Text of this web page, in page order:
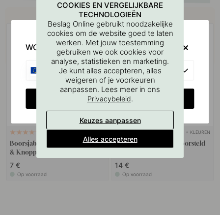
Koop samen met
127
Boorsjabloon voor handgrepen
& Knoppen
7 €
Op voorraad
+ KLEUREN
Knop T Brooklyn - Geborsteld
14 €
Op voorraad
COOKIES EN VERGELIJKBARE
TECHNOLOGIEËN
Beslag Online gebruikt noodzakelijke
cookies om de website goed te laten
werken. Met jouw toestemming
gebruiken we ook cookies voor
analyse, statistieken en marketing.
Je kunt alles accepteren, alles
weigeren of je voorkeuren
aanpassen. Lees meer in ons
Privacybeleid.
Keuzes aanpassen
Alles accepteren
WOULD YOU RATHER VISIT?
CHANGE COUNTRY